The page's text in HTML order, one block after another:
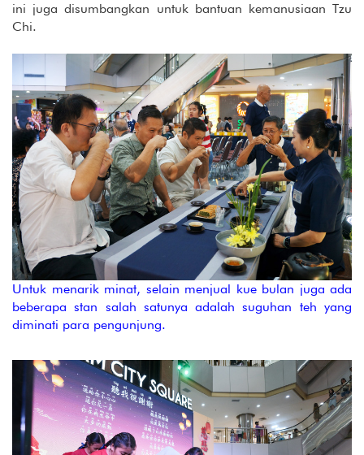
ini juga disumbangkan untuk bantuan kemanusiaan Tzu
Chi.
Untuk menarik minat, selain menjual kue bulan juga ada
beberapa stan salah satunya adalah suguhan teh yang
diminati para pengunjung.